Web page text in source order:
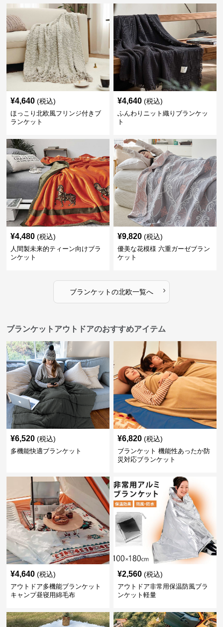
¥4,640 (税込)
ほっこり北欧風フリンジ付きブ
ランケット
¥4,640 (税込)
ふんわりニット織りブランケッ
ト
¥4,480 (税込)
人間製未来的ティーン向けブラ
ンケット
¥9,820 (税込)
優美な花模様 六重ガーゼブラン
ケット
ブランケットの北欧一覧へ ›
ブランケットアウトドアのおすすめアイテム
¥6,520 (税込)
多機能快適ブランケット
¥6,820 (税込)
ブランケット 機能性あったか防
災対応ブランケット
¥4,640 (税込)
アウトドア多機能ブランケット
キャンプ昼寝用綿毛布
¥2,560 (税込)
アウトドア非常用保温防風ブラ
ンケット軽量